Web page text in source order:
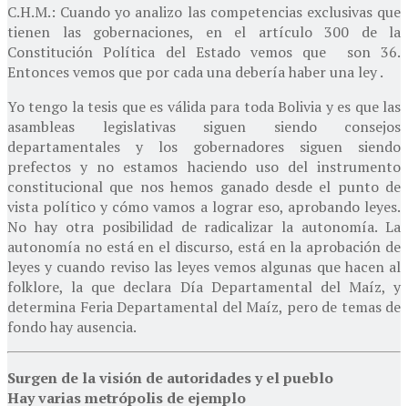
C.H.M.: Cuando yo analizo las competencias exclusivas que
tienen las gobernaciones, en el artículo 300 de la
Constitución Política del Estado vemos que son 36.
Entonces vemos que por cada una debería haber una ley .
Yo tengo la tesis que es válida para toda Bolivia y es que las
asambleas legislativas siguen siendo consejos
departamentales y los gobernadores siguen siendo
prefectos y no estamos haciendo uso del instrumento
constitucional que nos hemos ganado desde el punto de
vista político y cómo vamos a lograr eso, aprobando leyes.
No hay otra posibilidad de radicalizar la autonomía. La
autonomía no está en el discurso, está en la aprobación de
leyes y cuando reviso las leyes vemos algunas que hacen al
folklore, la que declara Día Departamental del Maíz, y
determina Feria Departamental del Maíz, pero de temas de
fondo hay ausencia.
Surgen de la visión de autoridades y el pueblo
Hay varias metrópolis de ejemplo